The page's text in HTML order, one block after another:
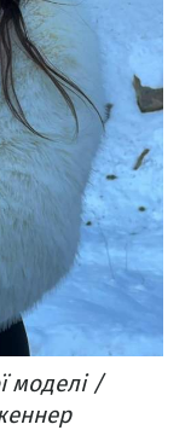
моделі /